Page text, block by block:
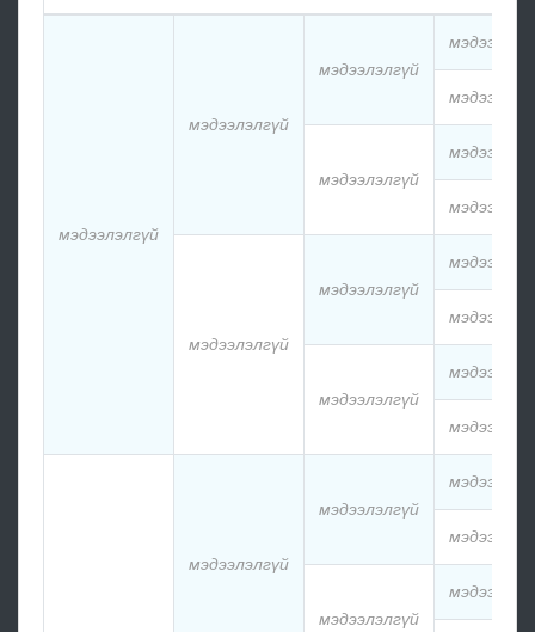
мэдээлэлгүй
мэдээлэлгүй
мэдээлэлгүй
мэдээлэлгүй
мэдээлэлгүй
мэдээлэлгүй
мэдээлэлгүй
мэдээлэлгүй
мэдээлэлгүй
мэдээлэлгүй